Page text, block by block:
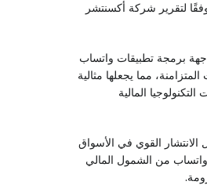
لتقرير شركة أكسنتشر
برمجة تطبيقات واتساب
مما يجعلها مثالية
المالية
الانتشار القوي في الأسواق
من الشمول المالي